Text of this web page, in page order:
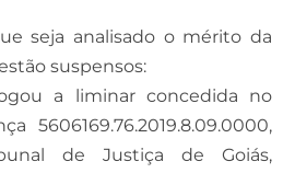
seja analisado o mérito da
suspensos:
a liminar concedida no
5606169.76.2019.8.09.0000,
de Justiça de Goiás,